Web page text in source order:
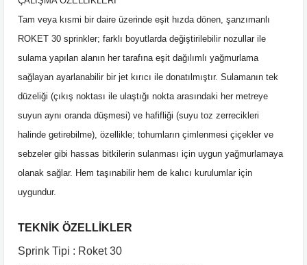
Tam veya kısmi bir daire üzerinde eşit hızda dönen, şanzımanlı
ROKET 30 sprinkler; farklı boyutlarda değiştirilebilir nozullar ile
sulama yapılan alanın her tarafına eşit dağılımlı yağmurlama
sağlayan ayarlanabilir bir jet kırıcı ile donatılmıştır. Sulamanın tek
düzeliği (çıkış noktası ile ulaştığı nokta arasındaki her metreye
suyun aynı oranda düşmesi) ve hafifliği (suyu toz zerrecikleri
halinde getirebilme), özellikle; tohumların çimlenmesi çiçekler ve
sebzeler gibi hassas bitkilerin sulanması için uygun yağmurlamaya
olanak sağlar. Hem taşınabilir hem de kalıcı kurulumlar için
uygundur.
TEKNİK ÖZELLİKLER
Sprink Tipi : Roket 30